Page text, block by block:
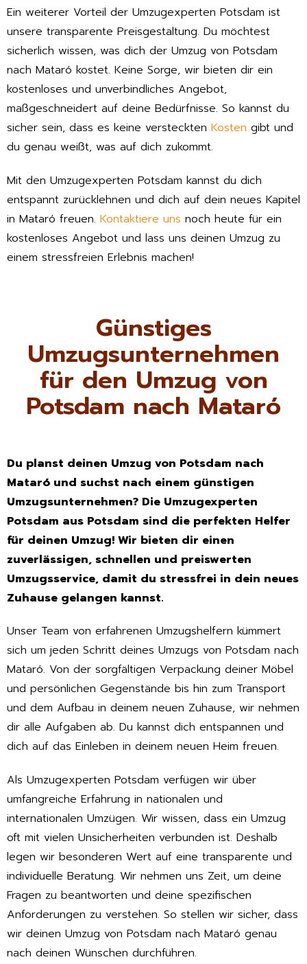
Ein weiterer Vorteil der Umzugexperten Potsdam ist
unsere transparente Preisgestaltung. Du möchtest
sicherlich wissen, was dich der Umzug von Potsdam
nach Mataró kostet. Keine Sorge, wir bieten dir ein
kostenloses und unverbindliches Angebot,
maßgeschneidert auf deine Bedürfnisse. So kannst du
sicher sein, dass es keine versteckten Kosten gibt und
du genau weißt, was auf dich zukommt.
Mit den Umzugexperten Potsdam kannst du dich
entspannt zurücklehnen und dich auf dein neues Kapitel
in Mataró freuen. Kontaktiere uns noch heute für ein
kostenloses Angebot und lass uns deinen Umzug zu
einem stressfreien Erlebnis machen!
Günstiges
Umzugsunternehmen
für den Umzug von
Potsdam nach Mataró
Du planst deinen Umzug von Potsdam nach
Mataró und suchst nach einem günstigen
Umzugsunternehmen? Die Umzugexperten
Potsdam aus Potsdam sind die perfekten Helfer
für deinen Umzug! Wir bieten dir einen
zuverlässigen, schnellen und preiswerten
Umzugsservice, damit du stressfrei in dein neues
Zuhause gelangen kannst.
Unser Team von erfahrenen Umzugshelfern kümmert
sich um jeden Schritt deines Umzugs von Potsdam nach
Mataró. Von der sorgfältigen Verpackung deiner Möbel
und persönlichen Gegenstände bis hin zum Transport
und dem Aufbau in deinem neuen Zuhause, wir nehmen
dir alle Aufgaben ab. Du kannst dich entspannen und
dich auf das Einleben in deinem neuen Heim freuen.
Als Umzugexperten Potsdam verfügen wir über
umfangreiche Erfahrung in nationalen und
internationalen Umzügen. Wir wissen, dass ein Umzug
oft mit vielen Unsicherheiten verbunden ist. Deshalb
legen wir besonderen Wert auf eine transparente und
individuelle Beratung. Wir nehmen uns Zeit, um deine
Fragen zu beantworten und deine spezifischen
Anforderungen zu verstehen. So stellen wir sicher, dass
wir deinen Umzug von Potsdam nach Mataró genau
nach deinen Wünschen durchführen.